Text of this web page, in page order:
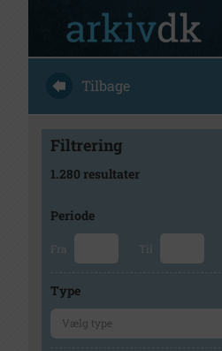
Tilbage
Filtrering
1.280 resultater
Periode
Fra Til
Type